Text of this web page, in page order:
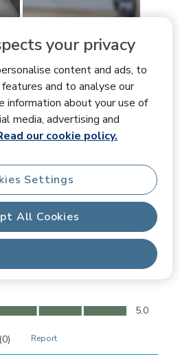
your privacy
content and ads, to
and to analyse our
information about your use of
media, advertising and
our cookie policy.
All Cookies
Settings
5.0
5
5.0
5.0
(0) Report